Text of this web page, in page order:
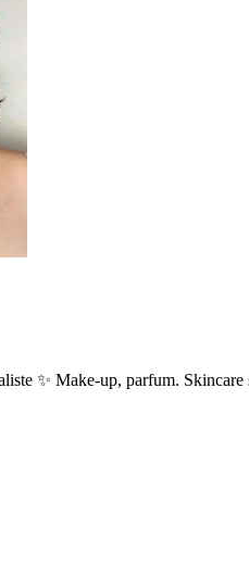
✨ Make-up, parfum.